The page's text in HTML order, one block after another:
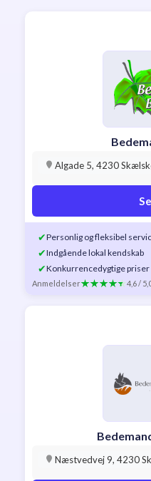
Algade 5, 4230
✔Personlig og fleksibel
✔Indgående lokal kendskab
✔Konkurrencedygtige priser
Anmeldelser 4,6 /
Næstvedvej 9, 4230